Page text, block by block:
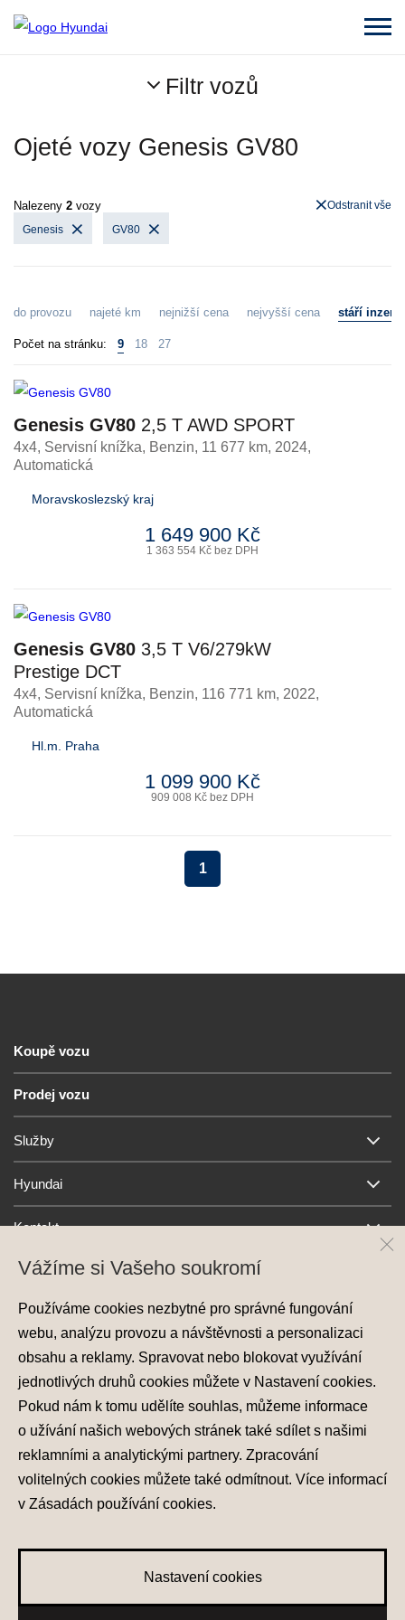
Filtr vozů
Ojeté vozy Genesis GV80
Nalezeny 2 vozy
Genesis GV80
Odstranit vše
do provozu najeté km nejnižší cena nejvyšší cena stáří
Počet na stránku: 9 18 27
Genesis GV80 2,5 T AWD SPORT
4x4, Servisní knížka, Benzin, 11 677 km, 2024,
Automatická
Moravskoslezský kraj
1 649 900 Kč
1 363 554 Kč bez DPH
Genesis GV80 3,5 T V6/279kW
Prestige DCT
4x4, Servisní knížka, Benzin, 116 771 km, 2022,
Automatická
Hl.m. Praha
1 099 900 Kč
909 008 Kč bez DPH
1
Koupě vozu
Prodej vozu
Služby
Hyundai
Kontakt
© 2026 Hyundai Motor Czech s.r.o.
Všechna práva vyhrazena
Ochrana osobních údajů
Nastavení cookies
Vážíme si Vašeho soukromí
Používáme cookies nezbytné pro správné fungování
webu, analýzu provozu a návštěvnosti a personalizaci
obsahu a reklamy. Spravovat nebo blokovat využívání
jednotlivých druhů cookies můžete v Nastavení cookies.
Pokud nám k tomu udělíte souhlas, můžeme informace
o užívání našich webových stránek také sdílet s našimi
reklamními a analytickými partnery. Zpracování
volitelných cookies můžete také odmítnout. Více informací
v Zásadách používání cookies.
Nastavení cookies